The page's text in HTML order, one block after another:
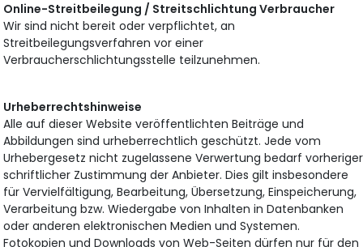
Online-Streitbeilegung / Streitschlichtung Verbraucher
Wir sind nicht bereit oder verpflichtet, an
Streitbeilegungsverfahren vor einer
Verbraucherschlichtungsstelle teilzunehmen.
Urheberrechtshinweise
Alle auf dieser Website veröffentlichten Beiträge und
Abbildungen sind urheberrechtlich geschützt. Jede vom
Urhebergesetz nicht zugelassene Verwertung bedarf vorheriger
schriftlicher Zustimmung der Anbieter. Dies gilt insbesondere
für Vervielfältigung, Bearbeitung, Übersetzung, Einspeicherung,
Verarbeitung bzw. Wiedergabe von Inhalten in Datenbanken
oder anderen elektronischen Medien und Systemen.
Fotokopien und Downloads von Web-Seiten dürfen nur für den